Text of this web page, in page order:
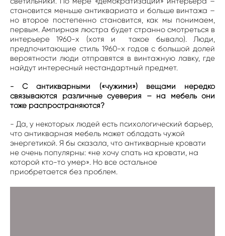
становится меньше антиквариата и больше винтажа –
но второе постепенно становится, как мы понимаем,
первым. Ампирная люстра будет странно смотреться в
интерьере 1960-х (хотя и такое бывало). Люди,
предпочитающие стиль 1960-х годов с большой долей
вероятности люди отправятся в винтажную лавку, где
найдут интересный нестандартный предмет.
- С антикварными («чужими») вещами нередко
связываются различные суеверия – на мебель они
тоже распространяются?
- Да, у некоторых людей есть психологический барьер,
что антикварная мебель может обладать чужой
энергетикой. Я бы сказала, что антикварные кровати
не очень популярны: «не хочу спать на кровати, на
которой кто-то умер». Но все остальное
приобретается без проблем.